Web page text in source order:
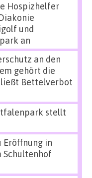
Hospizhelfer
und
an
an den
gehört die
Bettelverbot
stellt
Eröffnung in
Schultenhof